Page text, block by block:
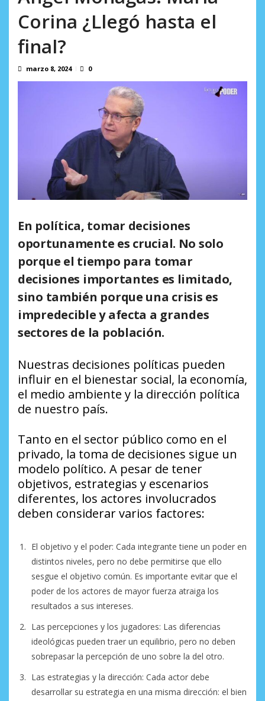
Crisis migratoria en Ceuta deja 141 fallecidos, según ONG
agosto 5, 2026
Corina ¿Llegó hasta el
final?
marzo 8, 2024 0
En política, tomar decisiones
oportunamente es crucial. No solo
porque el tiempo para tomar
decisiones importantes es limitado,
sino también porque una crisis es
impredecible y afecta a grandes
sectores de la población.
Nuestras decisiones políticas pueden
influir en el bienestar social, la economía,
el medio ambiente y la dirección política
de nuestro país.
Tanto en el sector público como en el
privado, la toma de decisiones sigue un
modelo político. A pesar de tener
objetivos, estrategias y escenarios
diferentes, los actores involucrados
deben considerar varios factores:
El objetivo y el poder: Cada integrante tiene un poder en
distintos niveles, pero no debe permitirse que ello
sesgue el objetivo común. Es importante evitar que el
poder de los actores de mayor fuerza atraiga los
resultados a sus intereses.
Las percepciones y los jugadores: Las diferencias
ideológicas pueden traer un equilibrio, pero no deben
sobrepasar la percepción de uno sobre la del otro.
Las estrategias y la dirección: Cada actor debe
desarrollar su estrategia en una misma dirección: el bien